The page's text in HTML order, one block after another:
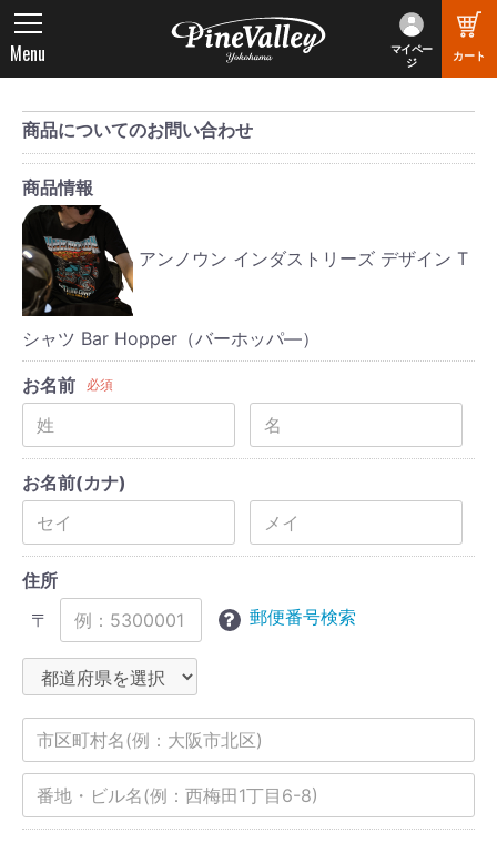
マイペー
ジ
カート
Menu
商品についてのお問い合わせ
商品情報
アンノウン インダストリーズ デザイン T
シャツ Bar Hopper（バーホッパ―）
お名前 必須
お名前(カナ)
住所
〒
郵便番号検索